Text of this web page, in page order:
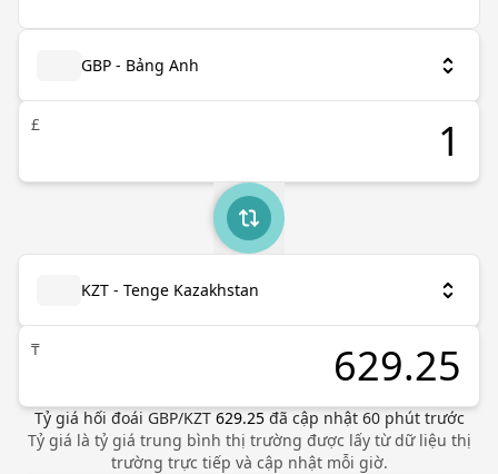
GBP - Bảng Anh
£
KZT - Tenge Kazakhstan
₸
Tỷ giá hối đoái GBP/KZT 629.25 đã cập nhật 60phút trước
Tỷ giá là tỷ giá trung bình thị trường được lấy từ dữ liệu thị
trường trực tiếp và cập nhật mỗi giờ.